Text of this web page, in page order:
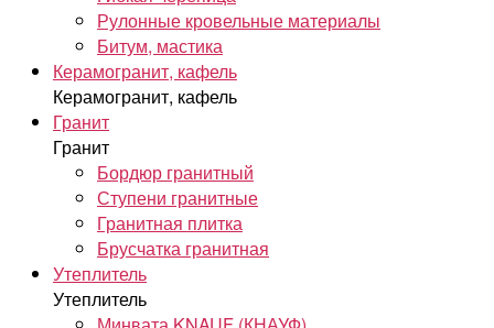
Рулонные кровельные материалы
Битум, мастика
Керамогранит, кафель
Керамогранит, кафель
Гранит
Гранит
Бордюр гранитный
Ступени гранитные
Гранитная плитка
Брусчатка гранитная
Утеплитель
Утеплитель